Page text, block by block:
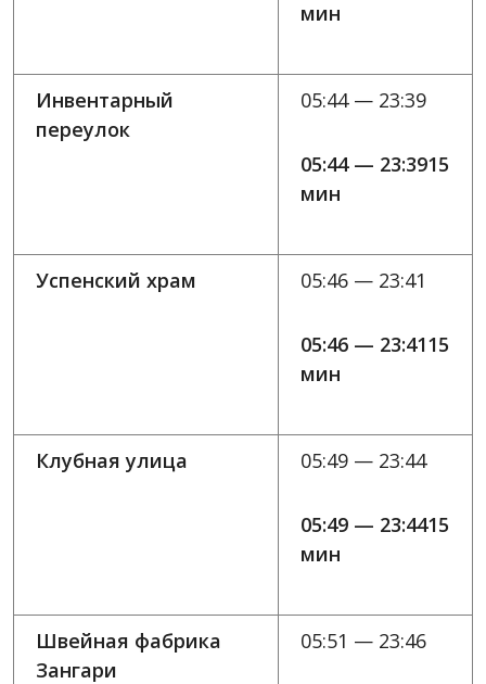
мин
Инвентарный
переулок
05:44 — 23:39
05:44 — 23:3915
мин
Успенский храм 05:46 — 23:41
05:46 — 23:4115
мин
Клубная улица 05:49 — 23:44
05:49 — 23:4415
мин
Швейная фабрика
Зангари
05:51 — 23:46